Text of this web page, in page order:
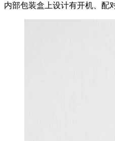
内部包装盒上设计有开机、配